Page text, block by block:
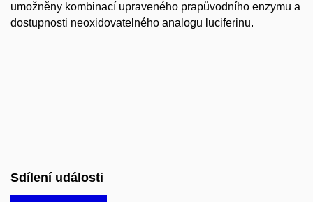
umožněny kombinací upraveného prapůvodního enzymu a
dostupnosti neoxidovatelného analogu luciferinu.
Sdílení události